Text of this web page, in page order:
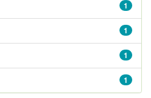
1
1
1
1